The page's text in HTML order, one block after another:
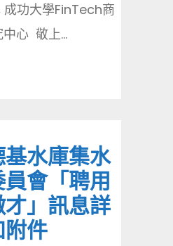
功大學FinTech商
心 敬上...
水庫集水
會「聘用
」訊息詳
件